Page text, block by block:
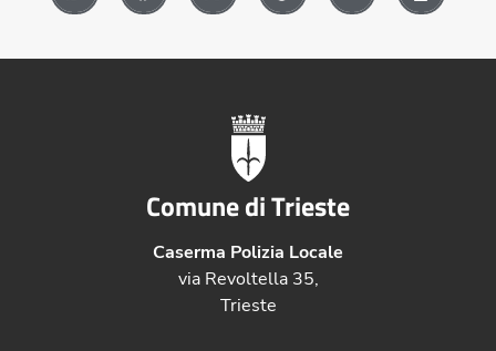
Comune di Trieste
Caserma Polizia Locale
via Revoltella 35,
Trieste